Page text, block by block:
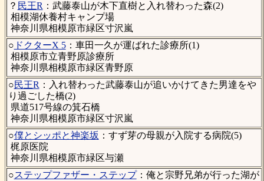
？ 民王R ：武藤泰山が木下直樹と入れ替わった森(2)
相模湖休養村キャンプ場
神奈川県相模原市緑区寸沢嵐
○ ドクターX 5：車田一久が運ばれた診療所(1)
相模原市立青野原診療所
神奈川県相模原市緑区青野原
○民王R ：入れ替わった武藤泰山が追いかけてきた男達をや
り過ごした橋(2)
県道517号線の箕石橋
神奈川県相模原市緑区寸沢嵐
○僕とシッポと神楽坂 ：すず芽の母親が入院する病院(5)
梶原医院
神奈川県相模原市緑区与瀬
○ステップファザー・ステップ：俺と宗野兄弟が行った湖が